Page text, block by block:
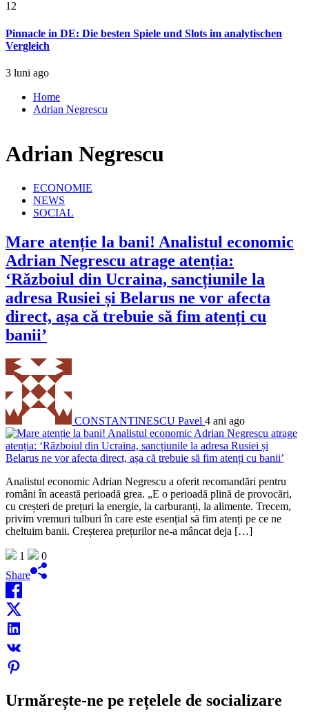
12
Pinnacle in DE: Die besten Spiele und Slots im analytischen
Vergleich
3 luni ago
Home
Adrian Negrescu
Adrian Negrescu
ECONOMIE
NEWS
SOCIAL
Mare atenție la bani! Analistul economic
Adrian Negrescu atrage atenția:
‘Războiul din Ucraina, sancțiunile la
adresa Rusiei și Belarus ne vor afecta
direct, așa că trebuie să fim atenți cu
banii’
CONSTANTINESCU Pavel 4 ani ago
Analistul economic Adrian Negrescu a oferit recomandări pentru
români în această perioadă grea. „E o perioadă plină de provocări,
cu creșteri de prețuri la energie, la carburanți, la alimente. Trecem,
privim vremuri tulburi în care este esențial să fim atenți pe ce ne
cheltuim banii. Creșterea prețurilor ne-a mâncat deja […]
1
0
Share
Urmărește-ne pe rețelele de socializare